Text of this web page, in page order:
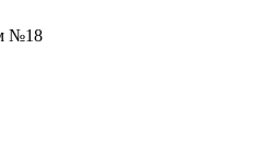
№18